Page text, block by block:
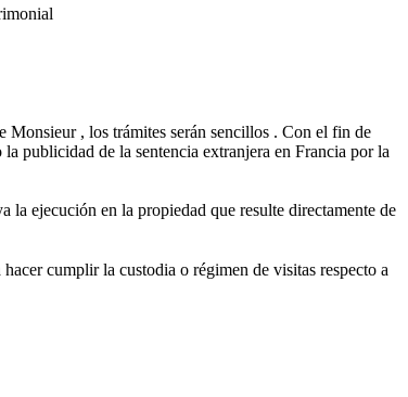
Monsieur , los trámites serán sencillos . Con el fin de
publicidad de la sentencia extranjera en Francia por la
ejecución en la propiedad que resulte directamente de
cumplir la custodia o régimen de visitas respecto a